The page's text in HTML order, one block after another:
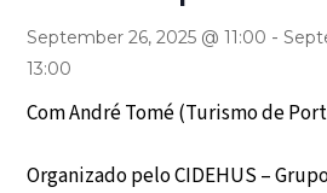
September 26, 2025 @ 11:00 -
13:00
Com André Tomé (Turismo de
Organizado pelo CIDEHUS –